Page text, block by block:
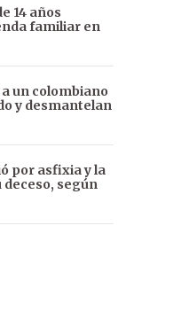
14 años
familiar en
un colombiano
y desmantelan
por asfixia y la
según